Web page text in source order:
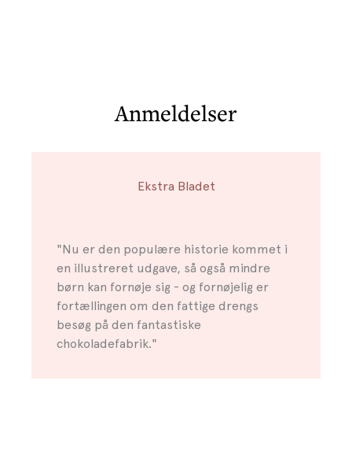
Anmeldelser
Ekstra Bladet
"Nu er den populære historie kommet i
en illustreret udgave, så også mindre
børn kan fornøje sig - og fornøjelig er
fortællingen om den fattige drengs
besøg på den fantastiske
chokoladefabrik."